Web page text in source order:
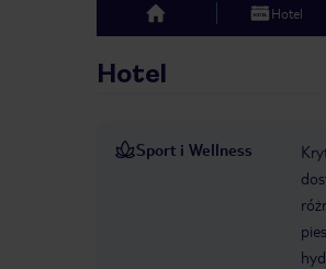
top Hotel
Hotel
Sport i Wellness